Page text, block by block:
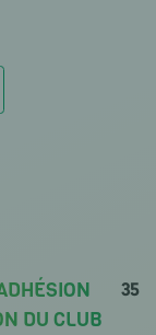
DU CLUB
35